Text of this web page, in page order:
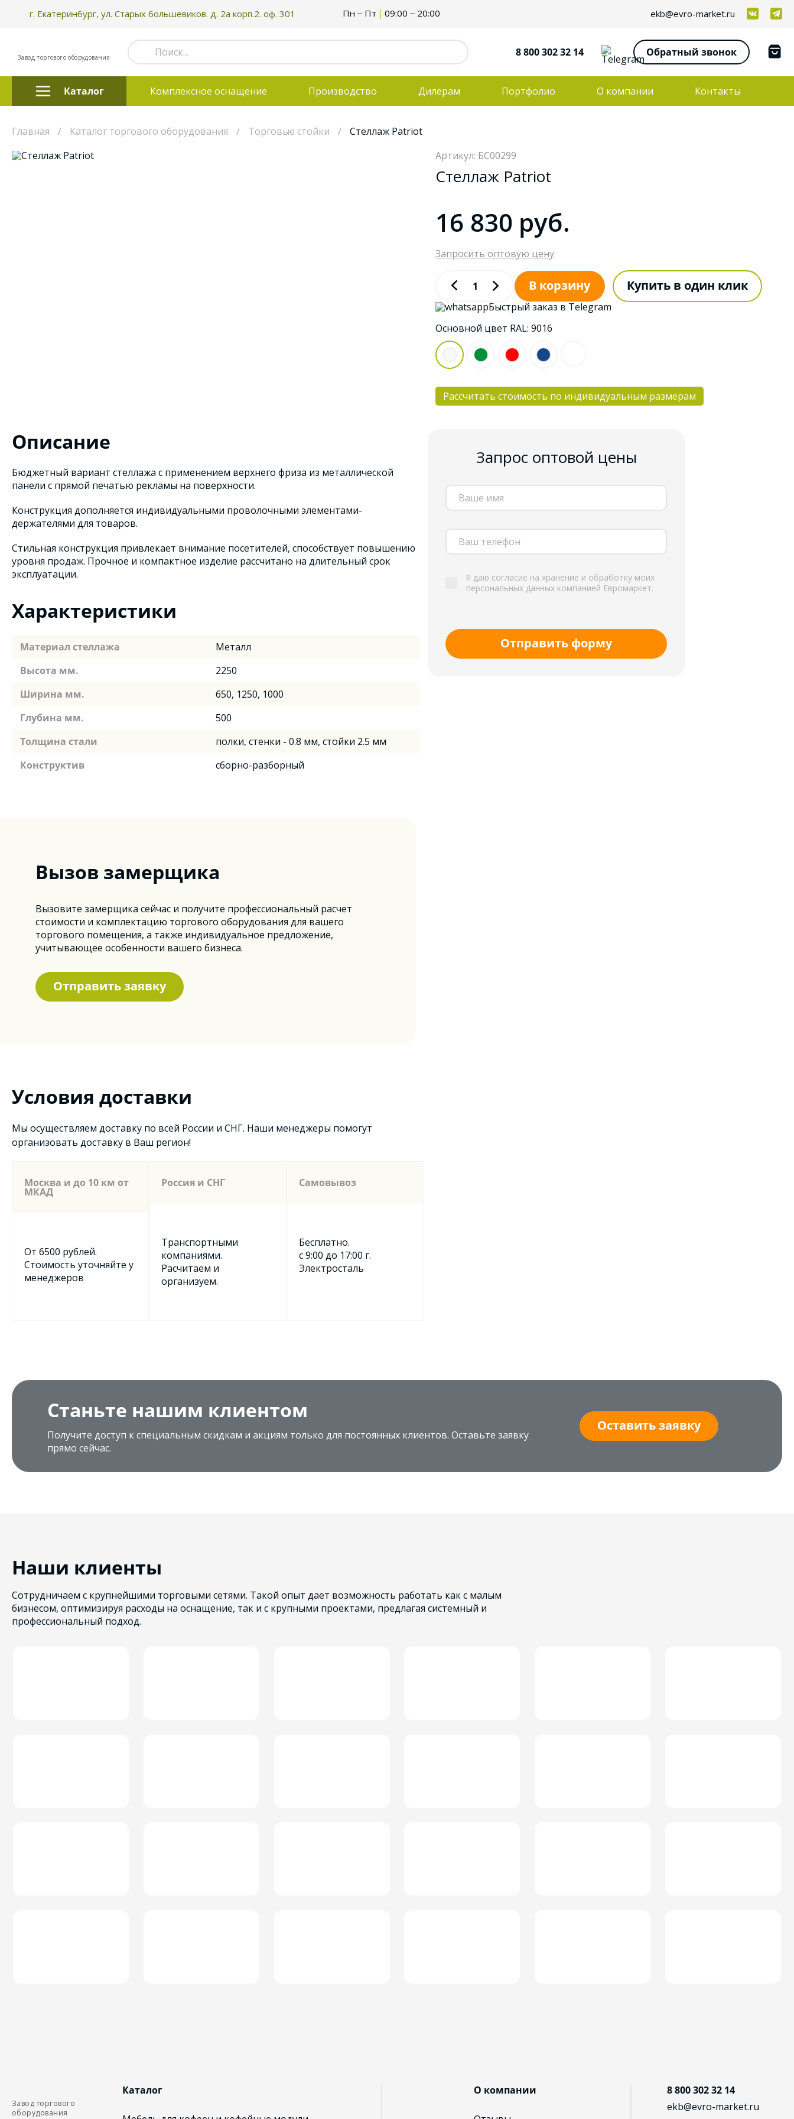
г. Екатеринбург, ул. Старых большевиков. д. 2а корп.2. оф. 301 Пн – Пт 09:00 – 20:00 ekb@evro-market.ru
Завод торгового оборудования 8 800 302 32 14 Обратный звонок
Каталог Комплексное оснащение Производство Дилерам Портфолио О компании Контакты
Главная Каталог торгового оборудования Торговые стойки
Стеллаж Patriot
Артикул: БС00299
Стеллаж Patriot
16 830 руб.
Запросить оптовую цену
В корзину Купить в один клик
Быстрый заказ в Telegram
Основной цвет RAL:9016
Рассчитать стоимость по индивидуальным размерам
Описание
Бюджетный вариант стеллажа с применением верхнего фриза из металлической
панели с прямой печатью рекламы на поверхности.
Конструкция дополняется индивидуальными проволочными элементами-
держателями для товаров.
Стильная конструкция привлекает внимание посетителей, способствует повышению
уровня продаж. Прочное и компактное изделие рассчитано на длительный срок
эксплуатации.
Характеристики
Материал стеллажа
Металл
Высота мм.
2250
Ширина мм.
650, 1250, 1000
Глубина мм.
500
Толщина стали
полки, стенки - 0.8 мм, стойки 2.5 мм
Конструктив
сборно-разборный
Вызов замерщика
Вызовите замерщика сейчас и получите профессиональный расчет
стоимости и комплектацию торгового оборудования для вашего
торгового помещения, а также индивидуальное предложение,
учитывающее особенности вашего бизнеса.
Отправить заявку
Условия доставки
Мы осуществляем доставку по всей России и СНГ. Наши менеджеры помогут
организовать доставку в Ваш регион!
Москва и до 10 км от
МКАД
От 6500 рублей.
Стоимость уточняйте у
менеджеров
Россия и СНГ
Транспортными
компаниями.
Расчитаем и
организуем.
Самовывоз
Бесплатно.
с 9:00 до 17:00 г.
Электросталь
Запрос оптовой цены
Я даю согласие на хранение и обработку моих
персональных данных компанией Евромаркет.
Отправить форму
Станьте нашим клиентом
Получите доступ к специальным скидкам и акциям только для постоянных клиентов. Оставьте заявку
прямо сейчас.
Оставить заявку
Наши клиенты
Сотрудничаем с крупнейшими торговыми сетями. Такой опыт дает возможность работать как с малым
бизнесом, оптимизируя расходы на оснащение, так и с крупными проектами, предлагая системный и
профессиональный подход.
Завод торгового
оборудования
Каталог О компании
8 800 302 32 14
ekb@evro-market.ru